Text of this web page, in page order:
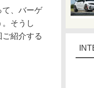
、バーゲ
そうし
紹介する